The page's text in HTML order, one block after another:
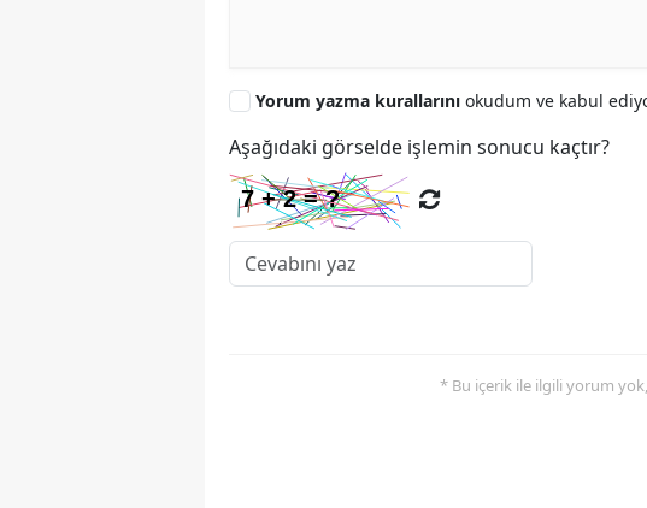
Yorum yazma kurallarını okudum ve kabul
Aşağıdaki görselde işlemin sonucu kaçtır?
* Bu içerik ile ilgili yorum